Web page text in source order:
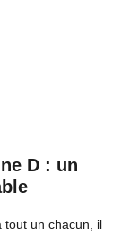
D : un
tout un chacun, il